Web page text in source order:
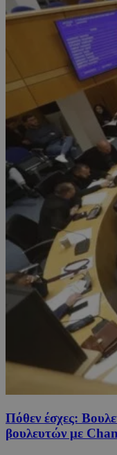
Πόθεν έσχες:
βουλευτών με